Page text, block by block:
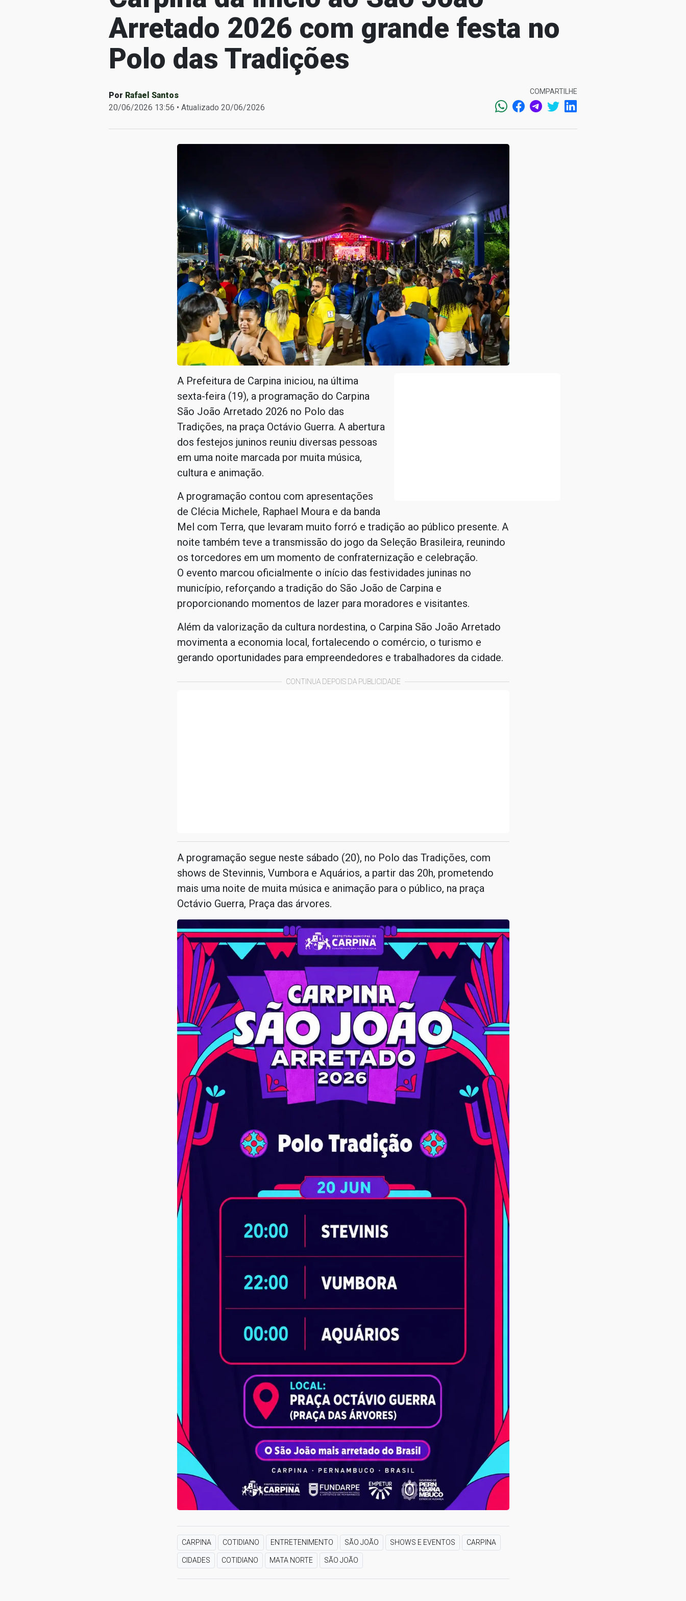
Arretado 2026 com grande festa no
Polo das Tradições
Por Rafael Santos
20/06/2026 13:56 • Atualizado 20/06/2026
COMPARTILHE
A Prefeitura de Carpina iniciou, na última
sexta-feira (19), a programação do Carpina
São João Arretado 2026 no Polo das
Tradições, na praça Octávio Guerra. A abertura
dos festejos juninos reuniu diversas pessoas
em uma noite marcada por muita música,
cultura e animação.
A programação contou com apresentações
de Clécia Michele, Raphael Moura e da banda
Mel com Terra, que levaram muito forró e tradição ao público presente. A
noite também teve a transmissão do jogo da Seleção Brasileira, reunindo
os torcedores em um momento de confraternização e celebração.
O evento marcou oficialmente o início das festividades juninas no
município, reforçando a tradição do São João de Carpina e
proporcionando momentos de lazer para moradores e visitantes.
Além da valorização da cultura nordestina, o Carpina São João Arretado
movimenta a economia local, fortalecendo o comércio, o turismo e
gerando oportunidades para empreendedores e trabalhadores da cidade.
CONTINUA DEPOIS DA PUBLICIDADE
A programação segue neste sábado (20), no Polo das Tradições, com
shows de Stevinnis, Vumbora e Aquários, a partir das 20h, prometendo
mais uma noite de muita música e animação para o público, na praça
Octávio Guerra, Praça das árvores.
CARPINA COTIDIANO ENTRETENIMENTO SÃO JOÃO SHOWS E EVENTOS CARPINA
CIDADES COTIDIANO MATA NORTE SÃO JOÃO